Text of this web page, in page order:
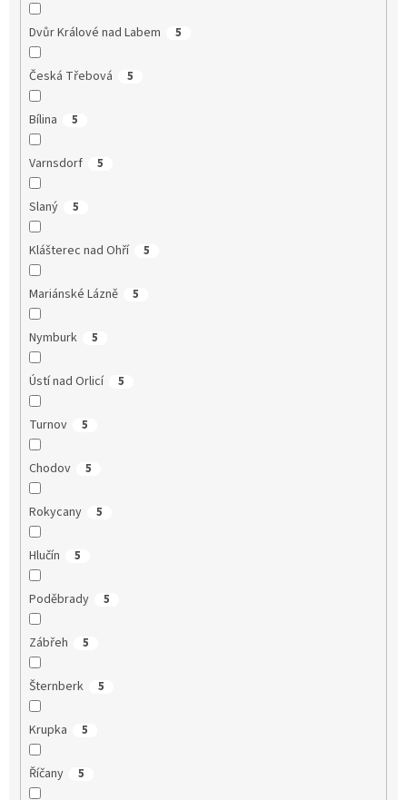
Dvůr Králové nad Labem 5
Česká Třebová 5
Bílina 5
Varnsdorf 5
Slaný 5
Klášterec nad Ohří 5
Mariánské Lázně 5
Nymburk 5
Ústí nad Orlicí 5
Turnov 5
Chodov 5
Rokycany 5
Hlučín 5
Poděbrady 5
Zábřeh 5
Šternberk 5
Krupka 5
Říčany 5